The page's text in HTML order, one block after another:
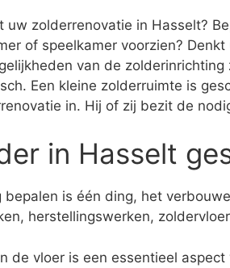
uw zolderrenovatie in Hasselt?
of speelkamer voorzien?
van de
Een kleine zolderruimte is
in. Hij of zij bezit de
in Hasselt
bepalen is één ding, het
herstellingswerken,
de vloer is een essentieel